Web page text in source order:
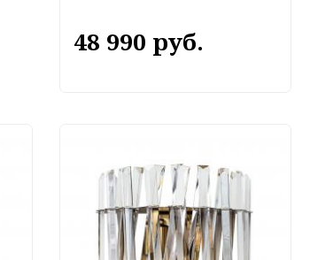
48 990 руб.
7567/18 AP-2
14 390 руб.